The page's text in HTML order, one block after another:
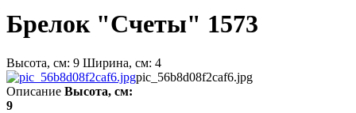
Брелок "Счеты" 1573
Высота, см: 9 Ширина, см: 4
pic_56b8d08f2caf6.jpg
Описание Высота, см:
9